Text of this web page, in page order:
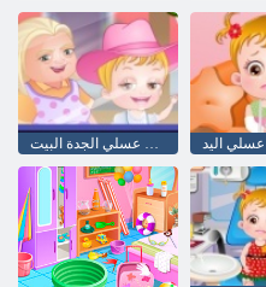
طفل عسلي الجدة البيت